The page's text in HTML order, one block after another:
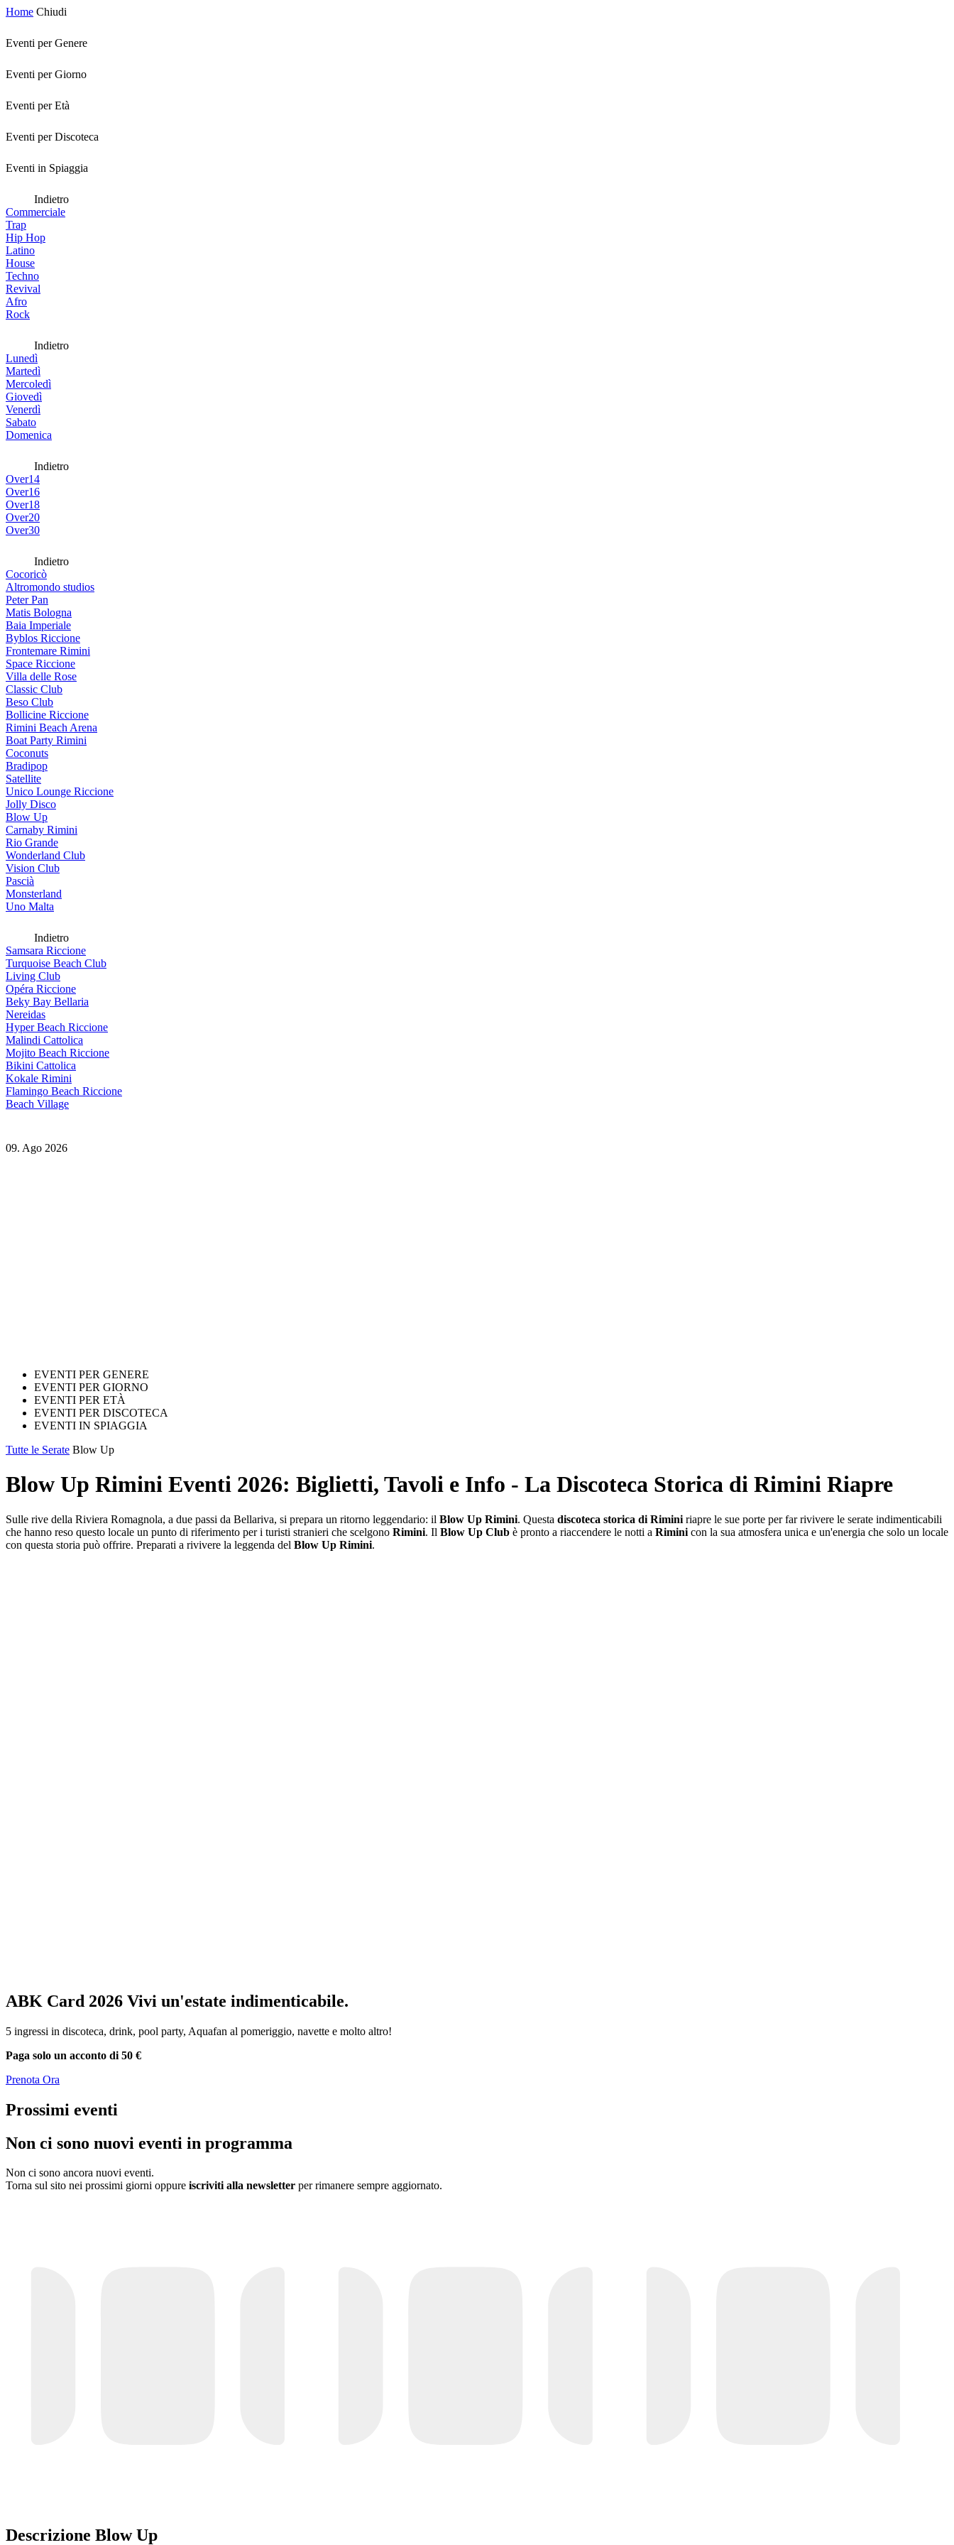
Home Chiudi
Eventi per Genere
Eventi per Giorno
Eventi per Età
Eventi per Discoteca
Eventi in Spiaggia
Indietro
Commerciale
Trap
Hip Hop
Latino
House
Techno
Revival
Afro
Rock
Indietro
Lunedì
Martedì
Mercoledì
Giovedì
Venerdì
Sabato
Domenica
Indietro
Over14
Over16
Over18
Over20
Over30
Indietro
Cocoricò
Altromondo studios
Peter Pan
Matis Bologna
Baia Imperiale
Byblos Riccione
Frontemare Rimini
Space Riccione
Villa delle Rose
Classic Club
Beso Club
Bollicine Riccione
Rimini Beach Arena
Boat Party Rimini
Coconuts
Bradipop
Satellite
Unico Lounge Riccione
Jolly Disco
Blow Up
Carnaby Rimini
Rio Grande
Wonderland Club
Vision Club
Pascià
Monsterland
Uno Malta
Indietro
Samsara Riccione
Turquoise Beach Club
Living Club
Opéra Riccione
Beky Bay Bellaria
Nereidas
Hyper Beach Riccione
Malindi Cattolica
Mojito Beach Riccione
Bikini Cattolica
Kokale Rimini
Flamingo Beach Riccione
Beach Village
09. Ago 2026
EVENTI PER GENERE
EVENTI PER GIORNO
EVENTI PER ETÀ
EVENTI PER DISCOTECA
EVENTI IN SPIAGGIA
Tutte le Serate Blow Up
Blow Up Rimini Eventi 2026: Biglietti, Tavoli e Info - La Discoteca Storica di Rimini Riapre
Sulle rive della Riviera Romagnola, a due passi da Bellariva, si prepara un ritorno leggendario: il Blow Up Rimini. Questa discoteca storica di Rimini riapre le sue porte per far rivivere le serate indimenticabili
che hanno reso questo locale un punto di riferimento per i turisti stranieri che scelgono Rimini. Il Blow Up Club è pronto a riaccendere le notti a Rimini con la sua atmosfera unica e un'energia che solo un locale
con questa storia può offrire. Preparati a rivivere la leggenda del Blow Up Rimini.
ABK Card 2026 Vivi un'estate indimenticabile.
5 ingressi in discoteca, drink, pool party, Aquafan al pomeriggio, navette e molto altro!
Paga solo un acconto di 50 €
Prenota Ora
Prossimi eventi
Non ci sono nuovi eventi in programma
Non ci sono ancora nuovi eventi.
Torna sul sito nei prossimi giorni oppure iscriviti alla newsletter per rimanere sempre aggiornato.
Descrizione Blow Up